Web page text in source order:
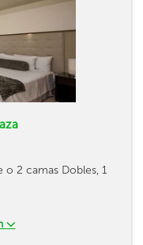
o 2 camas Dobles, 1